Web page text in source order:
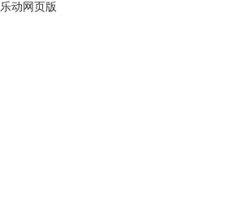
乐动网页版